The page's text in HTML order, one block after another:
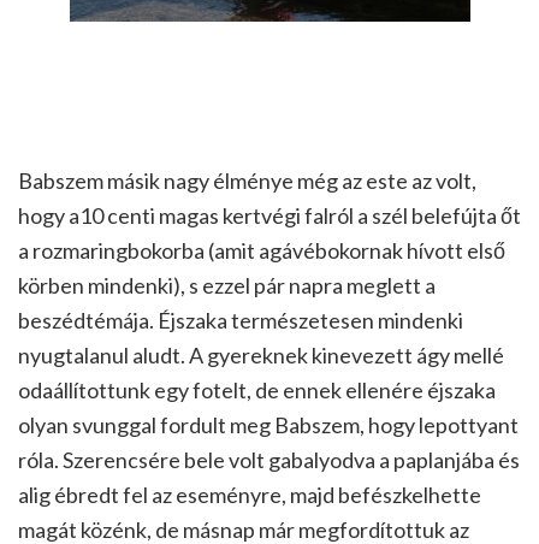
Babszem másik nagy élménye még az este az volt,
hogy a10 centi magas kertvégi falról a szél belefújta őt
a rozmaringbokorba (amit agávébokornak hívott első
körben mindenki), s ezzel pár napra meglett a
beszédtémája. Éjszaka természetesen mindenki
nyugtalanul aludt. A gyereknek kinevezett ágy mellé
odaállítottunk egy fotelt, de ennek ellenére éjszaka
olyan svunggal fordult meg Babszem, hogy lepottyant
róla. Szerencsére bele volt gabalyodva a paplanjába és
alig ébredt fel az eseményre, majd befészkelhette
magát közénk, de másnap már megfordítottuk az